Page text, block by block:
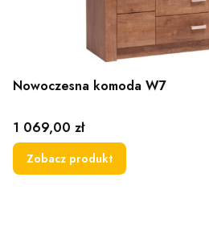
Nowoczesna komoda W7
Cena
1 069,00 zł
Zobacz produkt